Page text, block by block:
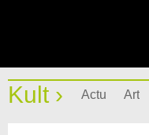
Kult › Actu Art